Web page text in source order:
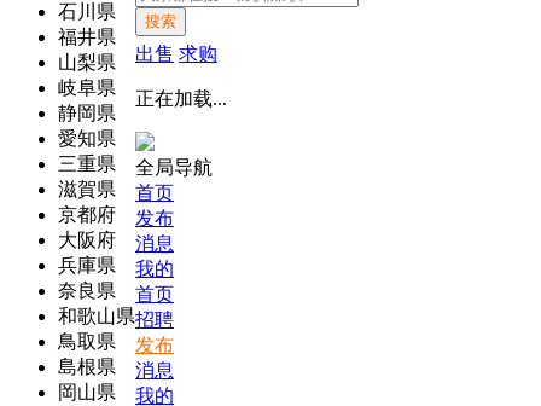
石川県
福井県
山梨県
岐阜県
静岡県
愛知県
三重県
滋賀県
京都府
大阪府
兵庫県
奈良県
和歌山県
鳥取県
島根県
岡山県
搜索
出售 求购
正在加载...
全局导航
首页
发布
消息
我的
首页
招聘
发布
消息
我的